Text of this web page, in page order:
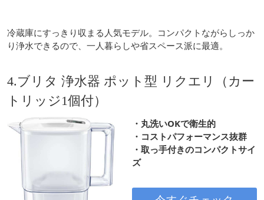
冷蔵庫にすっきり収まる人気モデル。コンパクトながらしっか
り浄水できるので、一人暮らしや省スペース派に最適。
4.ブリタ 浄水器 ポット型 リクエリ（カー
トリッジ1個付）
・丸洗いOKで衛生的
・コストパフォーマンス抜群
・取っ手付きのコンパクトサイ
ズ